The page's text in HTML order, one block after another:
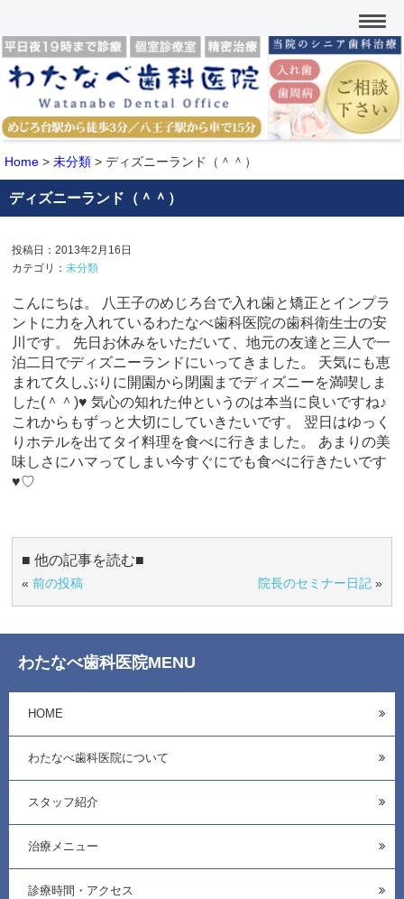
Home > 未分類 > ディズニーランド（＾＾）
ディズニーランド（＾＾）
投稿日：2013年2月16日
カテゴリ：未分類
こんにちは。 八王子のめじろ台で入れ歯と矯正とインプラ
ントに力を入れているわたなべ歯科医院の歯科衛生士の安
川です。 先日お休みをいただいて、地元の友達と三人で一
泊二日でディズニーランドにいってきました。 天気にも恵
まれて久しぶりに開園から閉園までディズニーを満喫しま
した(＾＾)♥ 気心の知れた仲というのは本当に良いですね♪
これからもずっと大切にしていきたいです。 翌日はゆっく
りホテルを出てタイ料理を食べに行きました。 あまりの美
味しさにハマってしまい今すぐにでも食べに行きたいです
♥♡
■ 他の記事を読む■
«前の投稿 院長のセミナー日記»
わたなべ歯科医院MENU
HOME
わたなべ歯科医院について
スタッフ紹介
治療メニュー
診療時間・アクセス